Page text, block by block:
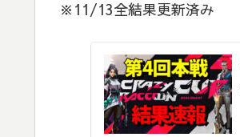
※11/13全結果更新済み